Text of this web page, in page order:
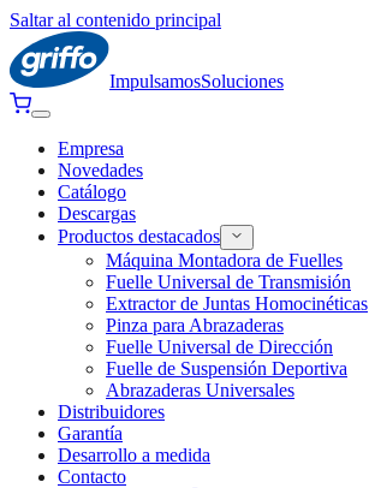
Saltar al contenido principal
ImpulsamosSoluciones
Empresa
Novedades
Catálogo
Descargas
Productos destacados
Máquina Montadora de Fuelles
Fuelle Universal de Transmisión
Extractor de Juntas Homocinéticas
Pinza para Abrazaderas
Fuelle Universal de Dirección
Fuelle de Suspensión Deportiva
Abrazaderas Universales
Distribuidores
Garantía
Desarrollo a medida
Contacto